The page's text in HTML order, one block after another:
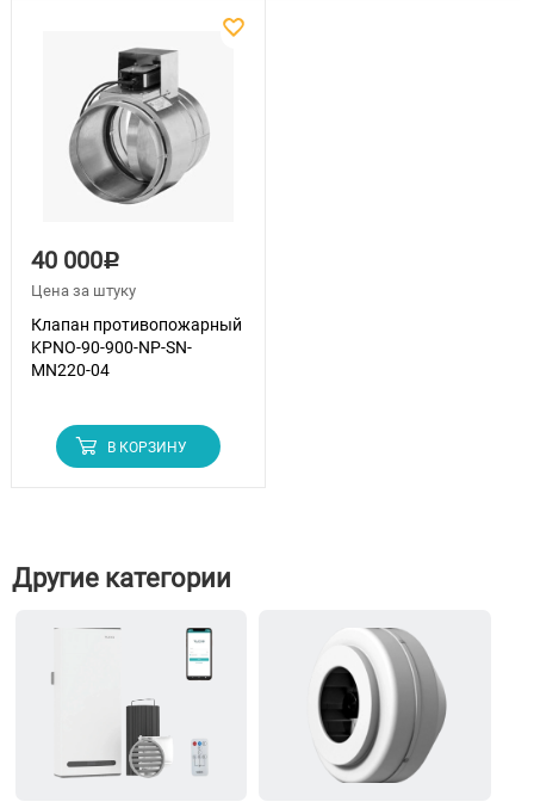
40 000Р
Цена за штуку
Клапан противопожарный
KPNO-90-900-NP-SN-
MN220-04
В КОРЗИНУ
Другие категории